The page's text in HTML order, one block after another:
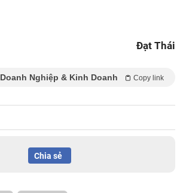
Đạt Thái
Doanh Nghiệp & Kinh Doanh Copy link
Chia sẻ